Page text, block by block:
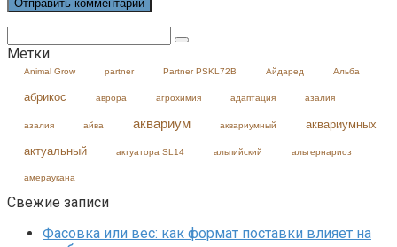
Метки
Animal Grow partner Partner PSKL72B Айдаред Альба
абрикос аврора агрохимия адаптация азалия
азалия айва аквариум аквариумный
аквариумных
актуальный
актуатора SL14 альпийский альтернариоз
амераукана
Свежие записи
Фасовка или вес: как формат поставки влияет на